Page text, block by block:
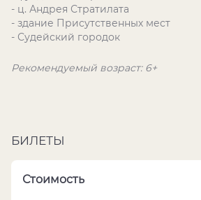
- ц. Андрея Стратилата
- здание Присутственных мест
- Судейский городок
Рекомендуемый возраст: 6+
БИЛЕТЫ
Стоимость